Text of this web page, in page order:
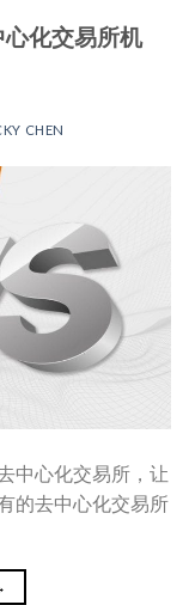
化交易所机
CHEN
中心化交易所，让
的去中心化交易所